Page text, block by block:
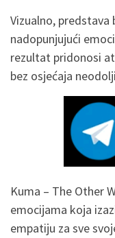
Vizualno,
nadopunjujući
rezultat pridonosi
bez osjećaja
Kuma – The Other
emocijama koja
empatiju za sve